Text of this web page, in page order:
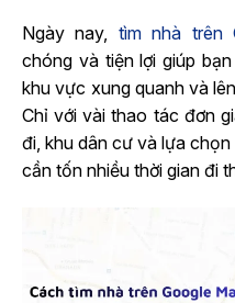
Ngày nay, tìm nhà trên
chóng và tiện lợi giúp
khu vực xung quanh và
Chỉ với vài thao tác đơn
đi, khu dân cư và lựa
cần tốn nhiều thời gian đi